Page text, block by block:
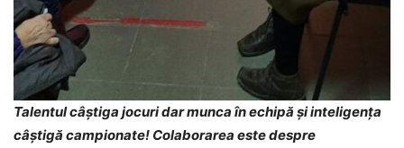
Talentul câștiga jocuri dar munca în echipă și inteligența
câștigă campionate! Colaborarea este despre